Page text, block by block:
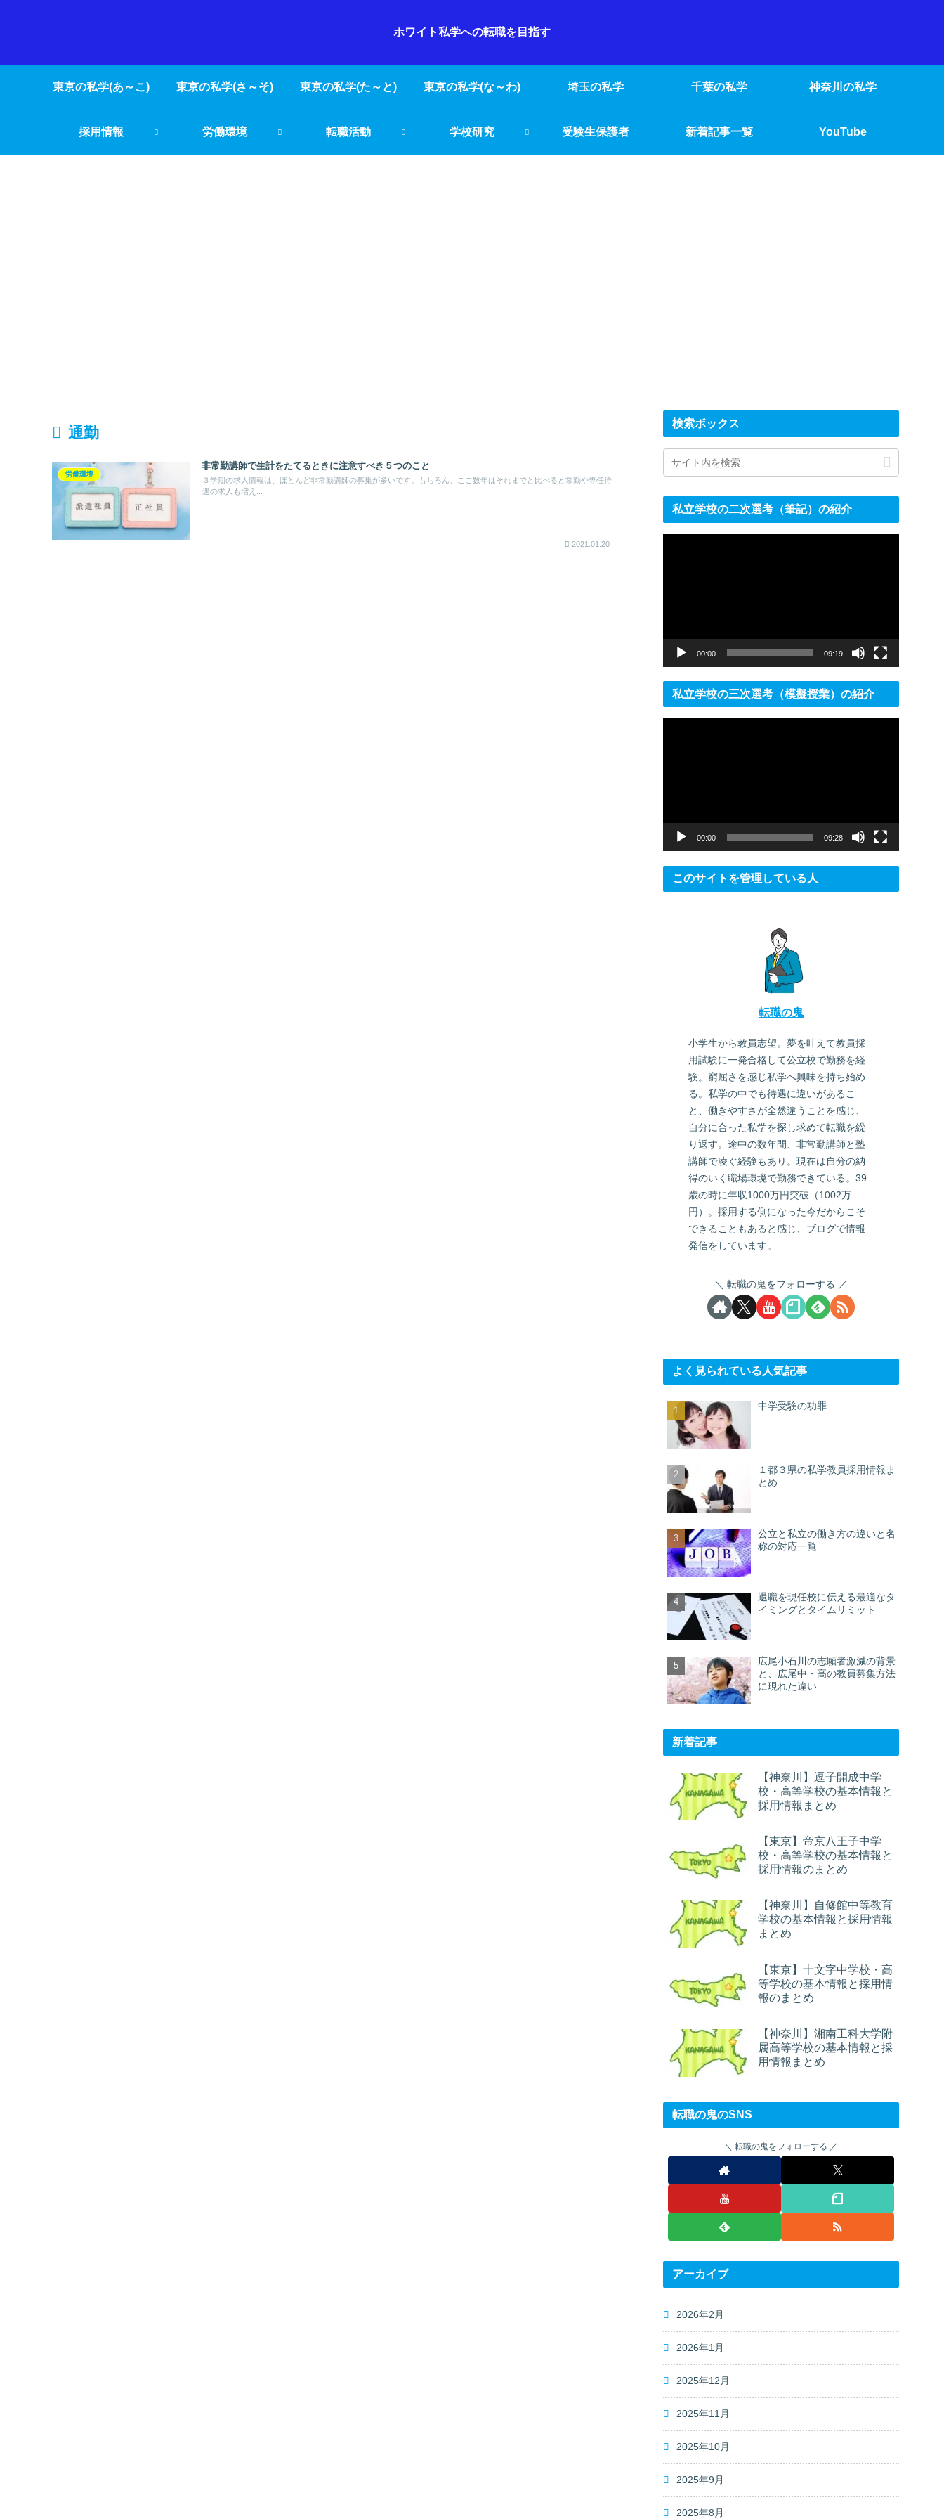
ホワイト私学への転職を目指す
東京の私学(あ～こ) 東京の私学(さ～そ) 東京の私学(た～と) 東京の私学(な～わ) 埼玉の私学 千葉の私学 神奈川の私学
採用情報 労働環境 転職活動 学校研究 受験生保護者 新着記事一覧 YouTube
通勤
労働環境
非常勤講師で生計をたてるときに注意すべき５つのこと
３学期の求人情報は、ほとんど非常勤講師の募集が多いです。もちろん、ここ数年はそれまでと比べると常勤や専任待
遇の求人も増え...
2021.01.20
検索ボックス
私立学校の二次選考（筆記）の紹介
00:00 09:19
私立学校の三次選考（模擬授業）の紹介
00:00 09:28
このサイトを管理している人
転職の鬼
小学生から教員志望。夢を叶えて教員採
用試験に一発合格して公立校で勤務を経
験。窮屈さを感じ私学へ興味を持ち始め
る。私学の中でも待遇に違いがあるこ
と、働きやすさが全然違うことを感じ、
自分に合った私学を探し求めて転職を繰
り返す。途中の数年間、非常勤講師と塾
講師で凌ぐ経験もあり。現在は自分の納
得のいく職場環境で勤務できている。39
歳の時に年収1000万円突破（1002万
円）。採用する側になった今だからこそ
できることもあると感じ、ブログで情報
発信をしています。
転職の鬼をフォローする
よく見られている人気記事
中学受験の功罪
１都３県の私学教員採用情報ま
とめ
公立と私立の働き方の違いと名
称の対応一覧
退職を現任校に伝える最適なタ
イミングとタイムリミット
広尾小石川の志願者激減の背景
と、広尾中・高の教員募集方法
に現れた違い
新着記事
【神奈川】逗子開成中学
校・高等学校の基本情報と
採用情報まとめ
【東京】帝京八王子中学
校・高等学校の基本情報と
採用情報のまとめ
【神奈川】自修館中等教育
学校の基本情報と採用情報
まとめ
【東京】十文字中学校・高
等学校の基本情報と採用情
報のまとめ
【神奈川】湘南工科大学附
属高等学校の基本情報と採
用情報まとめ
転職の鬼のSNS
転職の鬼をフォローする
アーカイブ
2026年2月
2026年1月
2025年12月
2025年11月
2025年10月
2025年9月
2025年8月